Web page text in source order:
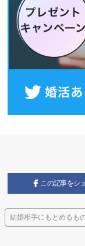
この記事をシ
結婚相手にもとめるも